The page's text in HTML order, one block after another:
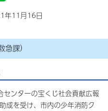
年11月16日
課）
ンターの宝くじ社会貢献広報
成を受け、市内の少年消防ク